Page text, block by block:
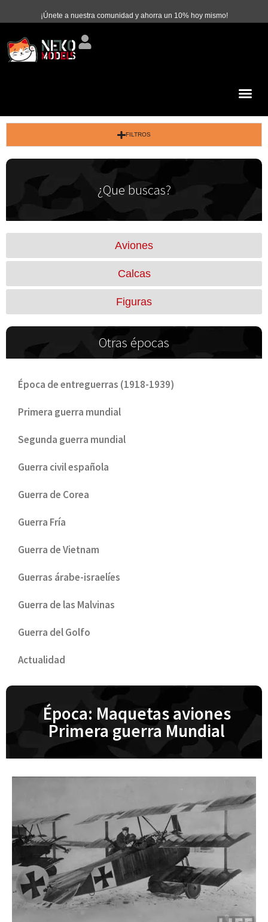
¡Únete a nuestra comunidad y ahorra un 10% hoy mismo!
FILTROS
¿Que buscas?
Aviones
Calcas
Figuras
Otras épocas
Época de entreguerras (1918-1939)
Primera guerra mundial
Segunda guerra mundial
Guerra civil española
Guerra de Corea
Guerra Fría
Guerra de Vietnam
Guerras árabe-israelíes
Guerra de las Malvinas
Guerra del Golfo
Actualidad
Época: Maquetas aviones
Primera guerra Mundial